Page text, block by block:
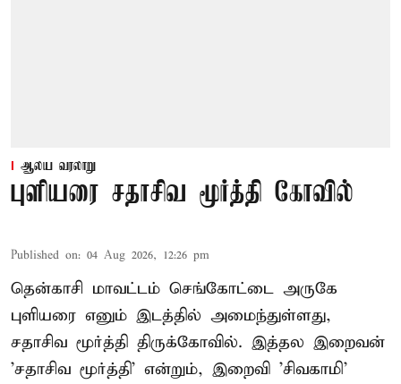
ஆலய வரலாறு
புளியரை சதாசிவ மூர்த்தி கோவில்
Published on: 04 Aug 2026, 12:26 pm
தென்காசி மாவட்டம் செங்கோட்டை அருகே
புளியரை எனும் இடத்தில் அமைந்துள்ளது,
சதாசிவ மூர்த்தி திருக்கோவில். இத்தல இறைவன்
'சதாசிவ மூர்த்தி' என்றும், இறைவி 'சிவகாமி'